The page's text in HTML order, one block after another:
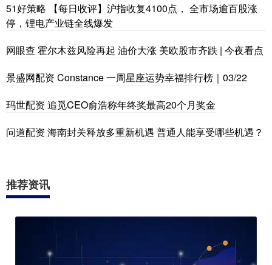
51好策略 【每日收评】沪指收复4100点， 全市场逾百股涨
停，锂电产业链全线爆发
网眼查 霍尔木兹风险再起 油价大涨 美欧股市齐跌 | 今夜看点
景盛网配资 Constance 一周星座运势幸福排行榜｜03/22
玛世配资 追觅CEO俞浩称年终奖最高20个月奖金
问道配资 海南封关释放多重新机遇 普通人能享受哪些机遇？
推荐资讯